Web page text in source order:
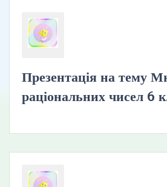
Презентація на тему
раціональних чисел